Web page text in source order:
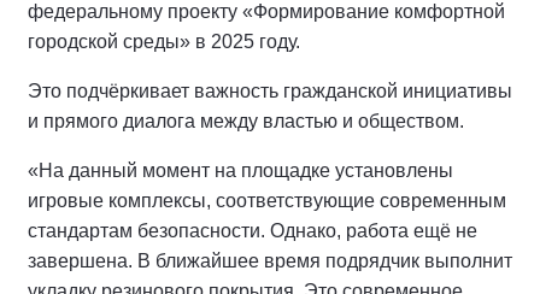
федеральному проекту «Формирование комфортной
городской среды» в 2025 году.
Это подчёркивает важность гражданской инициативы
и прямого диалога между властью и обществом.
«На данный момент на площадке установлены
игровые комплексы, соответствующие современным
стандартам безопасности. Однако, работа ещё не
завершена. В ближайшее время подрядчик выполнит